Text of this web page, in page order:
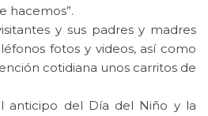
hacemos”.
y sus padres y madres
fotos y videos, así como
cotidiana unos carritos de
anticipo del Día del Niño y la